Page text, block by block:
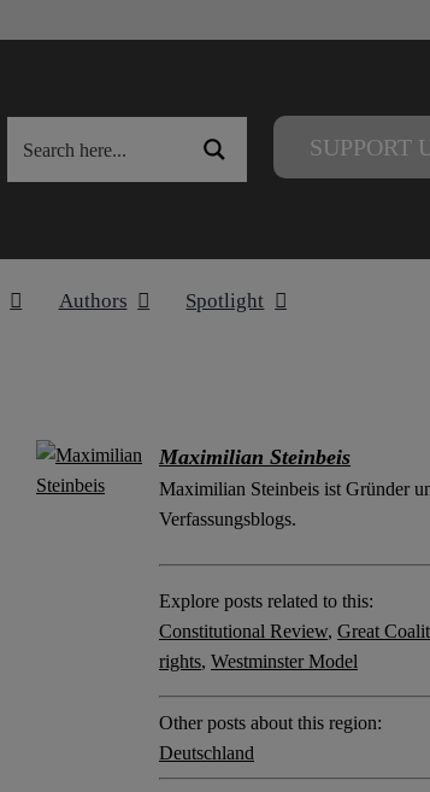
SUPPORT
Authors Spotlight
Maximilian Steinbeis
Maximilian Steinbeis ist Gründer
Verfassungsblogs.
Explore posts related to this:
Constitutional Review, Great
rights, Westminster Model
Other posts about this region:
Deutschland